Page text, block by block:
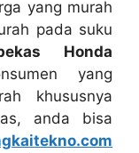
yang murah
pada suku
Honda
yang
khususnya
anda bisa